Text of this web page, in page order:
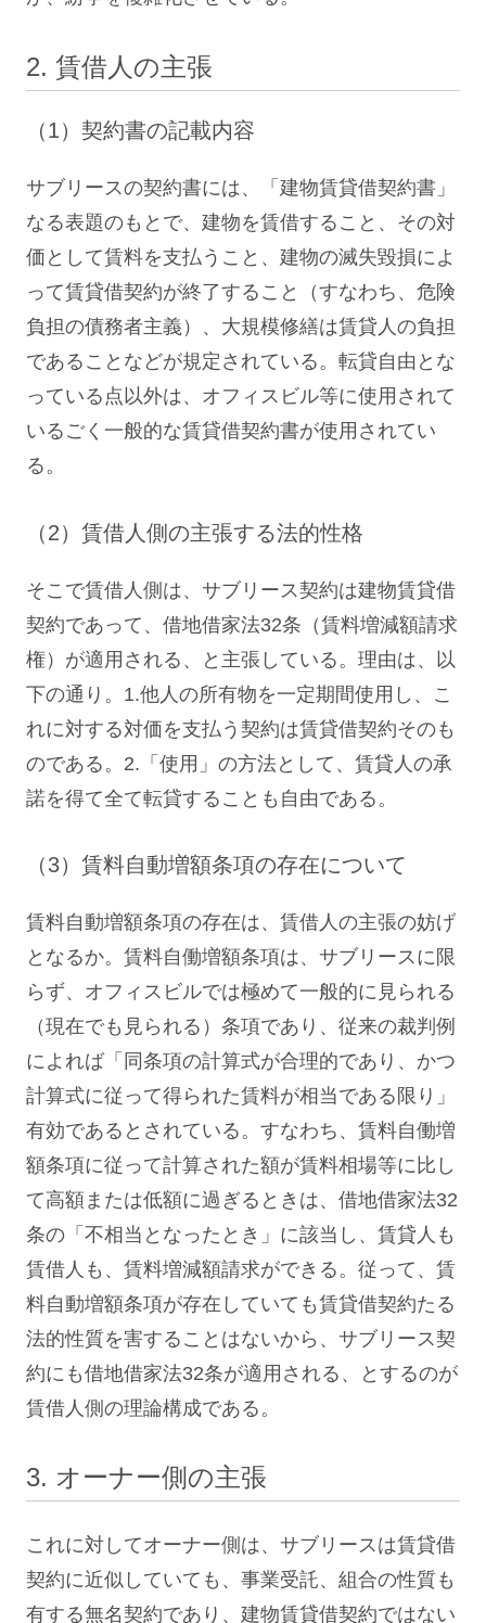
2. 賃借人の主張
（1）契約書の記載内容
サブリースの契約書には、「建物賃貸借契約書」
なる表題のもとで、建物を賃借すること、その対
価として賃料を支払うこと、建物の滅失毀損によ
って賃貸借契約が終了すること（すなわち、危険
負担の債務者主義）、大規模修繕は賃貸人の負担
であることなどが規定されている。転貸自由とな
っている点以外は、オフィスビル等に使用されて
いるごく一般的な賃貸借契約書が使用されてい
る。
（2）賃借人側の主張する法的性格
そこで賃借人側は、サブリース契約は建物賃貸借
契約であって、借地借家法32条（賃料増減額請求
権）が適用される、と主張している。理由は、以
下の通り。1.他人の所有物を一定期間使用し、こ
れに対する対価を支払う契約は賃貸借契約そのも
のである。2.「使用」の方法として、賃貸人の承
諾を得て全て転貸することも自由である。
（3）賃料自動増額条項の存在について
賃料自動増額条項の存在は、賃借人の主張の妨げ
となるか。賃料自働増額条項は、サブリースに限
らず、オフィスビルでは極めて一般的に見られる
（現在でも見られる）条項であり、従来の裁判例
によれば「同条項の計算式が合理的であり、かつ
計算式に従って得られた賃料が相当である限り」
有効であるとされている。すなわち、賃料自働増
額条項に従って計算された額が賃料相場等に比し
て高額または低額に過ぎるときは、借地借家法32
条の「不相当となったとき」に該当し、賃貸人も
賃借人も、賃料増減額請求ができる。従って、賃
料自動増額条項が存在していても賃貸借契約たる
法的性質を害することはないから、サブリース契
約にも借地借家法32条が適用される、とするのが
賃借人側の理論構成である。
3. オーナー側の主張
これに対してオーナー側は、サブリースは賃貸借
契約に近似していても、事業受託、組合の性質も
有する無名契約であり、建物賃貸借契約ではない